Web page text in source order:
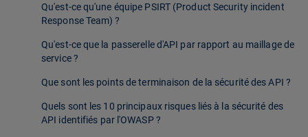
Qu'est-ce qu'une équipe PSIRT (Product Security incident
Response Team) ?
Qu'est-ce que la passerelle d'API par rapport au maillage de
service ?
Que sont les points de terminaison de la sécurité des API ?
Quels sont les 10 principaux risques liés à la sécurité des
API identifiés par l'OWASP ?